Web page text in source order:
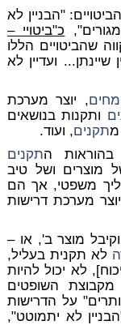
"הבניין לא
כ"ביטויי –
שהביטויים הללו
ועדיין לא
, יוצר מערכת
ותקנות בנושאים
מתקנים, ועוד.
התקנים
מוצרים ושל טיב
משפטי, אך הם
מערכת דרישות
מוצר ב', או –
לא תקנית בעליל,
לא יכול להיות
השופטים
על הדרישות
לא יתמוטט",